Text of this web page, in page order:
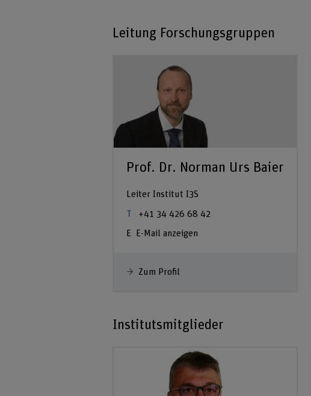
Leitung Forschungsgruppen
Prof. Dr. Norman Urs Baier
Leiter Institut I3S
+41 34 426 68 42
E-Mail anzeigen
Zum Profil
Institutsmitglieder